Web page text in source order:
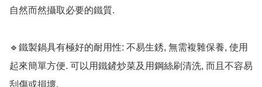
自然而然攝取必要的鐵質.
🔹鐵製鍋具有極好的耐用性: 不易生銹, 無需複雜保養, 使用
起來簡單方便. 可以用鐵鏟炒菜及用鋼絲刷清洗, 而且不容易
刮傷或損壞.